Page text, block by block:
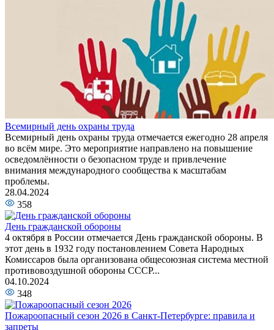
Всемирный день охраны труда
Всемирный день охраны труда отмечается ежегодно 28 апреля
во всём мире. Это мероприятие направлено на повышение
осведомлённости о безопасном труде и привлечение
внимания международного сообщества к масштабам
проблемы.
28.04.2024
358
День гражданской обороны
4 октября в России отмечается День гражданской обороны. В
этот день в 1932 году постановлением Совета Народных
Комиссаров была организована общесоюзная система местной
противовоздушной обороны СССР...
04.10.2024
348
Пожароопасный сезон 2026 в Санкт-Петербурге: правила и
запреты